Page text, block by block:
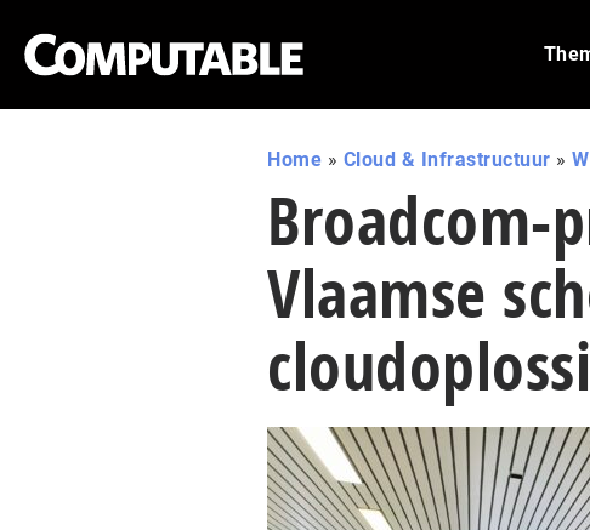
Home » Cloud & Infrastructuur »
Broadcom-
Vlaamse